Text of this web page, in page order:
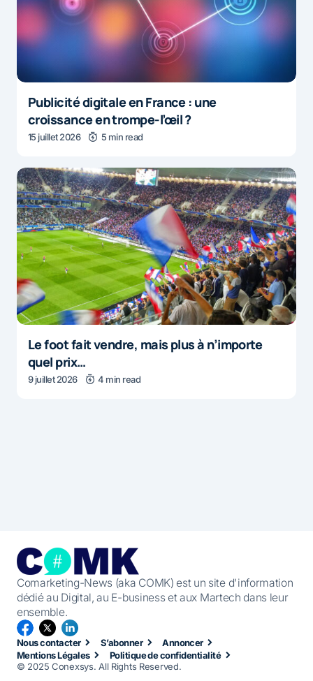
Publicité digitale en France : une
croissance en trompe-l’œil ?
15 juillet 2026 5 min read
Le foot fait vendre, mais plus à n’importe
quel prix…
9 juillet 2026 4 min read
Comarketing-News (aka COMK) est un site d'information
dédié au Digital, au E-business et aux Martech dans leur
ensemble.
Nous contacter S’abonner
Annoncer
Mentions Légales
Politique de confidentialité
© 2025 Conexsys. All Rights Reserved.